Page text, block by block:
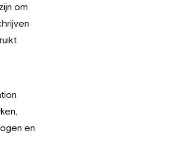
om
en